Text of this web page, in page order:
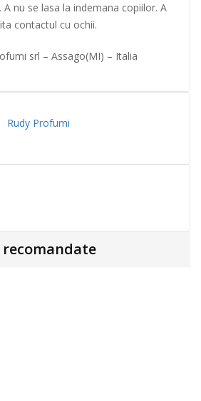
A nu se lasa la indemana copiilor. A
contactul cu ochii.
srl – Assago(MI) – Italia
Rudy Profumi